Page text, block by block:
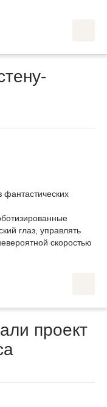
глаз, управлять
скоростью
проект